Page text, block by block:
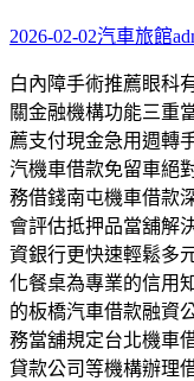
2026-02-02汽車旅館
白內障手術推薦眼科
關金融機構功能三重
薦支付現金急用週轉
汽機車借款免留車絕
務借錢南屯機車借款
會評估抵押品當舖解
資銀行更快速輕鬆多
化餐桌為專業的信用
的板橋汽車借款融資
務當舖規定台北機車
貸款公司等機構辦理